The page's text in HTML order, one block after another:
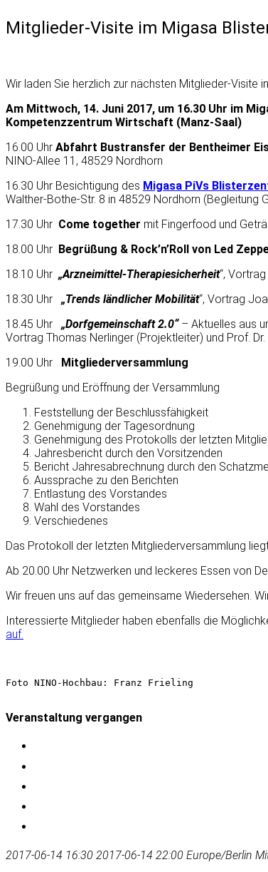
Mitglieder-Visite im Migasa
Wir laden Sie herzlich zur nächsten Mitglieder-Visite
Am Mittwoch, 14. Juni 2017, um 16.30 Uhr im
Kompetenzzentrum Wirtschaft (Manz-Saal)
16.00 Uhr Abfahrt Bustransfer der Bentheimer
NINO-Allee 11, 48529 Nordhorn
16.30 Uhr Besichtigung des Migasa PiVs
Walther-Bothe-Str. 8 in 48529 Nordhorn (Begleitung
17.30 Uhr Come together mit Fingerfood und
18.00 Uhr Begrüßung & Rock’n’Roll von Led
18.10 Uhr „Arzneimittel-Therapiesicherheit“,
18.30 Uhr „Trends ländlicher Mobilität“, Vortrag
18.45 Uhr „Dorfgemeinschaft 2.0“– Aktuelles aus
Vortrag Thomas Nerlinger (Projektleiter) und Prof.
19.00 Uhr Mitgliederversammlung
Begrüßung und Eröffnung der Versammlung
Feststellung der Beschlussfähigkeit
Genehmigung der Tagesordnung
Genehmigung des Protokolls der letzten
Jahresbericht durch den Vorsitzenden
Bericht Jahresabrechnung durch den
Aussprache zu den Berichten
Entlastung des Vorstandes
Wahl des Vorstandes
Verschiedenes
Das Protokoll der letzten Mitgliederversammlung
Ab 20.00 Uhr Netzwerken und leckeres Essen von
Wir freuen uns auf das gemeinsame Wiedersehen.
Interessierte Mitglieder haben ebenfalls die
auf.
Foto NINO-Hochbau: Franz Frieling
Veranstaltung vergangen
2017-06-14 16:30 2017-06-14 22:00 Europe/Berlin